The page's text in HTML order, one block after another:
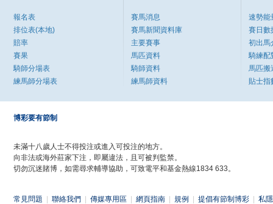
報名表
排位表(本地)
賠率
賽果
騎師分場表
練馬師分場表
賽馬消息
賽馬新聞資料庫
主要賽事
馬匹資料
騎師資料
練馬師資料
速勢能
賽日數
初出馬
騎練配
馬匹搬
貼士指
博彩要有節制
未滿十八歲人士不得投注或進入可投注的地方。
向非法或海外莊家下注，即屬違法，且可被判監禁。
切勿沉迷賭博，如需尋求輔導協助，可致電平和基金熱線1834 633。
常見問題 聯絡我們 傳媒專用區 網頁指南 規例 提倡有節制博彩 私